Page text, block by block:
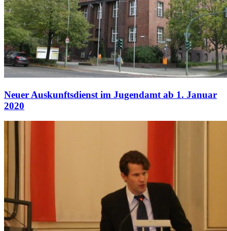
Neuer Auskunftsdienst im Jugendamt ab 1. Januar
2020